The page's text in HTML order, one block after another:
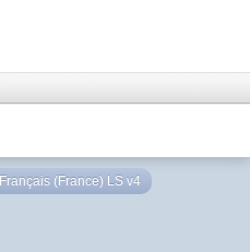
Français (France) LS v4